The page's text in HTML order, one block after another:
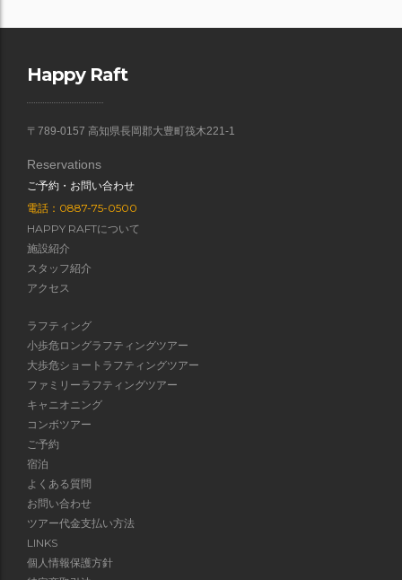
Happy Raft
〒789-0157 高知県長岡郡大豊町筏木221-1
Reservations
ご予約・お問い合わせ
電話：0887-75-0500
HAPPY RAFTについて
施設紹介
スタッフ紹介
アクセス
ラフティング
小歩危ロングラフティングツアー
大歩危ショートラフティングツアー
ファミリーラフティングツアー
キャニオニング
コンボツアー
ご予約
宿泊
よくある質問
お問い合わせ
ツアー代金支払い方法
LINKS
個人情報保護方針